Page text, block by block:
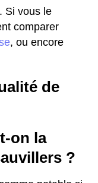
. Si vous le
comparer
, ou encore
de
on la
?